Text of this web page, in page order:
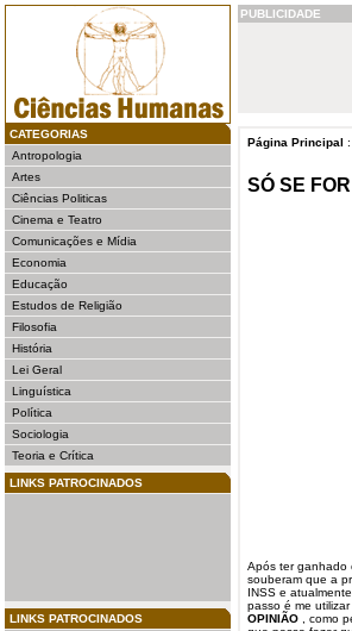
CATEGORIAS
Antropologia
Artes
Ciências Politicas
Cinema e Teatro
Comunicações e Mídia
Economia
Educação
Estudos de Religião
Filosofia
História
Lei Geral
Linguística
Política
Sociologia
Teoria e Crítica
LINKS PATROCINADOS
LINKS PATROCINADOS
PUBLICIDADE
Página Principal :
SÓ SE
Após ter ganhado
souberam que a
INSS e
passo é me
OPINIÃO , como